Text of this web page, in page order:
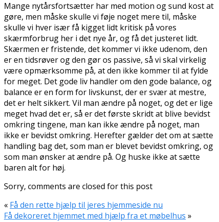
Mange nytårsfortsætter har med motion og sund kost at
gøre, men måske skulle vi føje noget mere til, måske
skulle vi hver især få kigget lidt kritisk på vores
skærmforbrug her i det nye år, og få det justeret lidt.
Skærmen er fristende, det kommer vi ikke udenom, den
er en tidsrøver og den gør os passive, så vi skal virkelig
være opmærksomme på, at den ikke kommer til at fylde
for meget. Det gode liv handler om den gode balance, og
balance er en form for livskunst, der er svær at mestre,
det er helt sikkert. Vil man ændre på noget, og det er lige
meget hvad det er, så er det første skridt at blive bevidst
omkring tingene, man kan ikke ændre på noget, man
ikke er bevidst omkring. Herefter gælder det om at sætte
handling bag det, som man er blevet bevidst omkring, og
som man ønsker at ændre på. Og huske ikke at sætte
baren alt for høj.
Sorry, comments are closed for this post
« Få den rette hjælp til jeres hjemmeside nu
Få dekoreret hjemmet med hjælp fra et møbelhus »